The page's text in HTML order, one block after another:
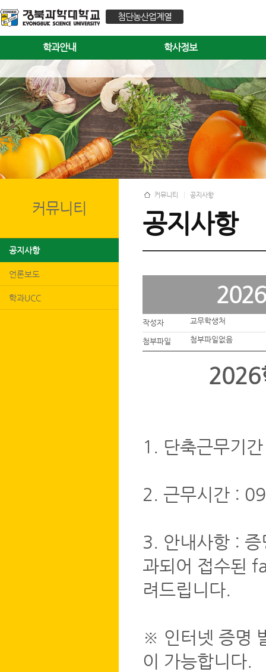
첨단농산업계열
학과안내 학사정보
커뮤니티
공지사항
언론보도
학과UCC
커뮤니티 공지사항
공지사항
작성자 교무학생처
첨부파일 첨부파일없음
2026
1. 단축근무기
2. 근무시간 :
3. 안내사항 :
과되어 접수된
려드립니다.
※ 인터넷 증명
이 가능합니다.